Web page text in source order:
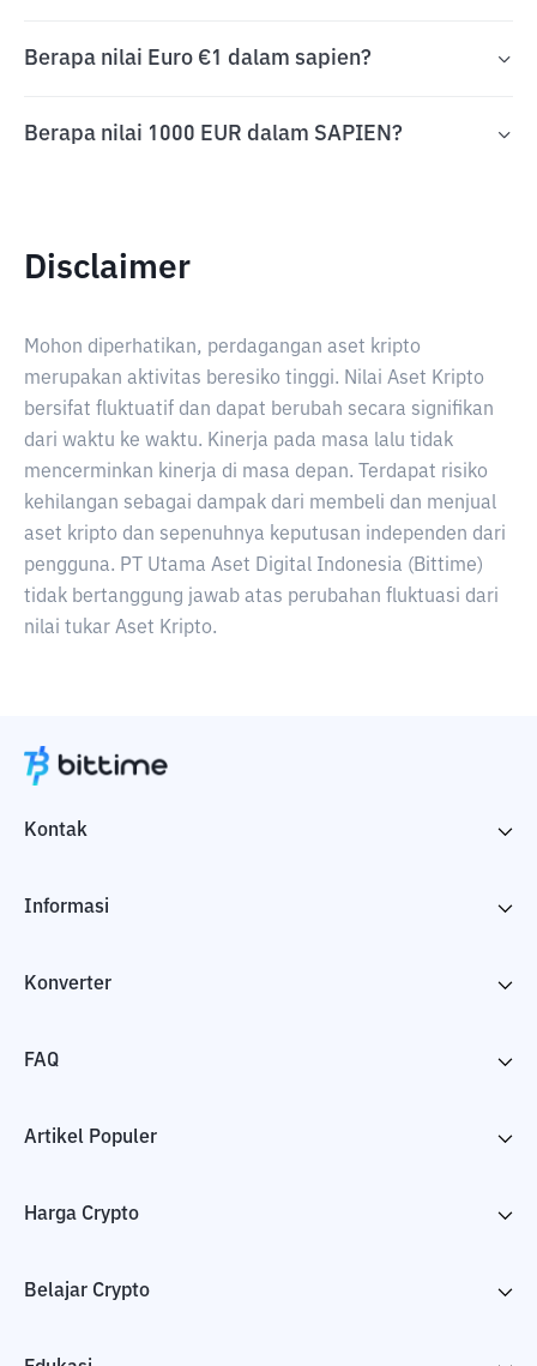
Berapa nilai Euro €1 dalam sapien?
Berapa nilai 1000 EUR dalam SAPIEN?
Disclaimer
Mohon diperhatikan, perdagangan aset kripto
merupakan aktivitas beresiko tinggi. Nilai Aset Kripto
bersifat fluktuatif dan dapat berubah secara signifikan
dari waktu ke waktu. Kinerja pada masa lalu tidak
mencerminkan kinerja di masa depan. Terdapat risiko
kehilangan sebagai dampak dari membeli dan menjual
aset kripto dan sepenuhnya keputusan independen dari
pengguna. PT Utama Aset Digital Indonesia (Bittime)
tidak bertanggung jawab atas perubahan fluktuasi dari
nilai tukar Aset Kripto.
Kontak
Informasi
Konverter
FAQ
Artikel Populer
Harga Crypto
Belajar Crypto